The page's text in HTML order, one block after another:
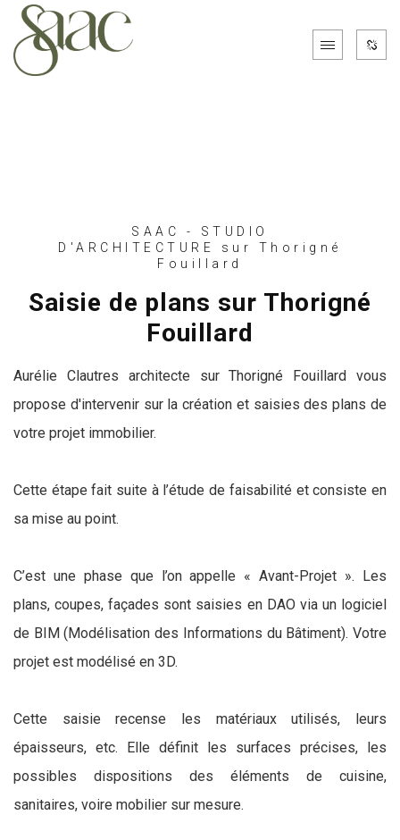
SAAC - STUDIO
D'ARCHITECTURE sur Thorigné
Fouillard
Saisie de plans sur Thorigné
Fouillard
Aurélie Clautres architecte sur Thorigné Fouillard vous
propose d'intervenir sur la création et saisies des plans de
votre projet immobilier.
Cette étape fait suite à l’étude de faisabilité et consiste en
sa mise au point.
C’est une phase que l’on appelle « Avant-Projet ». Les
plans, coupes, façades sont saisies en DAO via un logiciel
de BIM (Modélisation des Informations du Bâtiment). Votre
projet est modélisé en 3D.
Cette saisie recense les matériaux utilisés, leurs
épaisseurs, etc. Elle définit les surfaces précises, les
possibles dispositions des éléments de cuisine,
sanitaires, voire mobilier sur mesure.